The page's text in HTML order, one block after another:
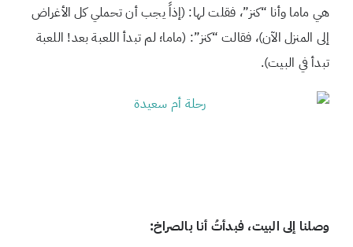
هي ماما وأنا “كنز”، فقلت لها: (إذاً يجب أن تحملي كل الأغراض
إلى المنزل الآن)، فقالت “كنز”: (ماما؛ لم تبدأ اللعبة بعد! اللعبة
تبدأ في البيت).
وصلنا إلى البيت، فبدأتُ أنا بالصراخ: